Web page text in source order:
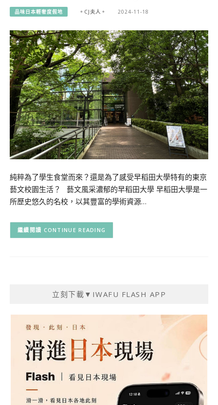
品味日本輕奢度假地 。CJ夫人。 2024-11-18
純粹為了學生食堂而來？還是為了感受早稻田大學特有的東京
藝文校園生活？ 藝文風采濃郁的早稻田大學 早稻田大學是一
所歷史悠久的名校，以其豐富的學術資源…
CONTINUE READING
立刻下載▼IWAFU FLASH APP